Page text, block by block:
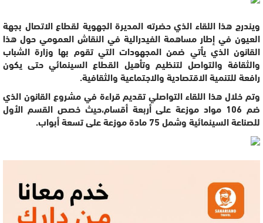
ويندرج هذا اللقاء الذي حضرته المديرة الجهوية لقطاع الاتصال بجهة
العيون في إطار مساهمة الفيدرالية في النقاش العمومي حول هذا
القانون الذي يأتي ضمن المجهودات التي تقوم بها وزارة الشباب
والثقافة والتواصل لتنظيم وتأهيل القطاع السينمائي حتى يكون
رافعة للتنمية الاقتصادية والاجتماعية والثقافية.
وتم خلال هذا اللقاء التواصلي تقديم قراءة في مشروع القانون الذي
ضم 106 مواد موزعة على أربعة أقسام، حيث خصص القسم الأول
للصناعة السينمائية وشمل 75 مادة موزعة على تسعة أبواب.